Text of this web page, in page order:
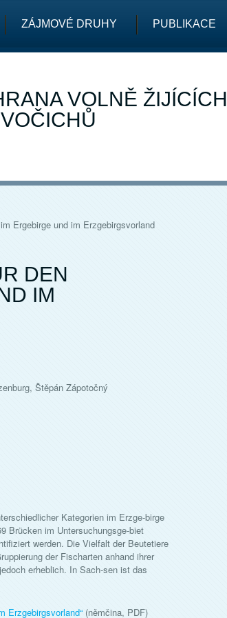
ZÁJMOVÉ DRUHY PUBLIKACE
VOLNĚ ŽIJÍCÍCH
Ergebirge und im Erzgebirgsvorland
DEN
IM
Štěpán Zápotočný
Kategorien im Erzge-birge
Brücken im Untersuchungsge-biet
werden. Die Vielfalt der Beutetiere
der Fischarten anhand ihrer
erheblich. In Sach-sen ist das
Erzgebirgsvorland“ (němčina, PDF)